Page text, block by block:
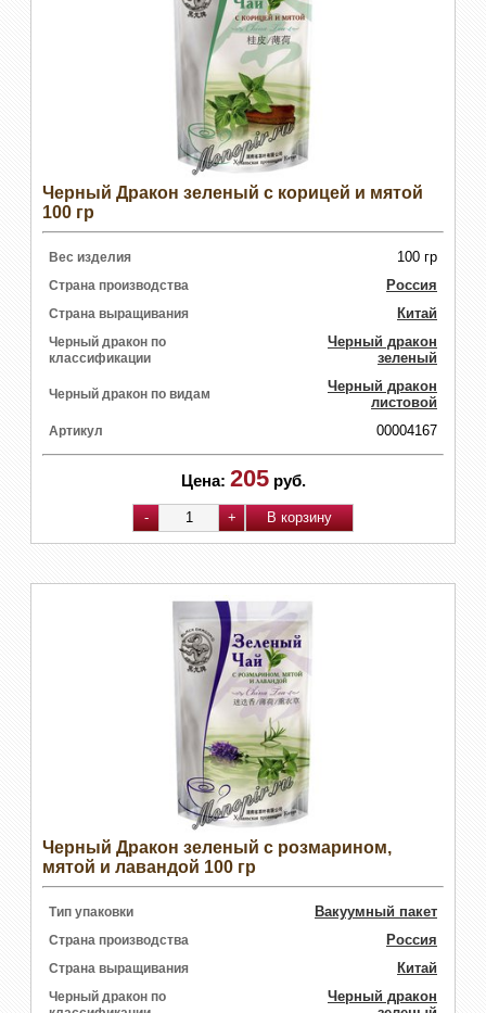
Черный Дракон зеленый с корицей и мятой
100 гр
Вес изделия 100 гр
Страна производства Россия
Страна выращивания Китай
Черный дракон по
классификации
Черный дракон
зеленый
Черный дракон по видам
Черный дракон
листовой
Артикул 00004167
Цена: 205 руб.
Черный Дракон зеленый с розмарином,
мятой и лавандой 100 гр
Тип упаковки Вакуумный пакет
Страна производства Россия
Страна выращивания Китай
Черный дракон по
Черный дракон